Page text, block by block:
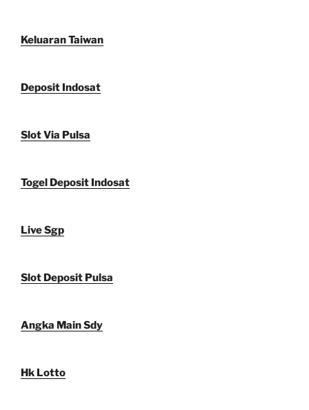
Keluaran Taiwan
Deposit Indosat
Slot Via Pulsa
Togel Deposit Indosat
Live Sgp
Slot Deposit Pulsa
Angka Main Sdy
Hk Lotto